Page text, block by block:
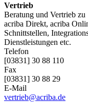
Vertrieb
Beratung und Vertrieb zu
acriba Direkt, acriba
Schnittstellen,
Dienstleistungen etc.
Telefon
[03831] 30 88 110
Fax
[03831] 30 88 29
E-Mail
vertrieb@acriba.de